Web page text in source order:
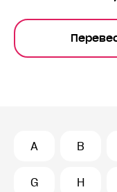
A B
G H